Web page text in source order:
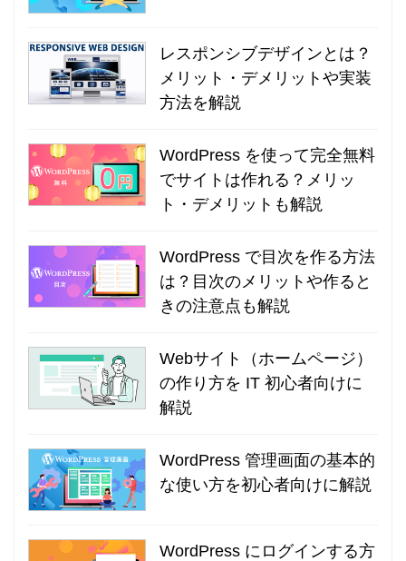
レスポンシブデザインとは？
メリット・デメリットや実装
方法を解説
WordPress を使って完全無料
でサイトは作れる？メリッ
ト・デメリットも解説
WordPress で目次を作る方法
は？目次のメリットや作ると
きの注意点も解説
Webサイト（ホームページ）
の作り方を IT 初心者向けに
解説
WordPress 管理画面の基本的
な使い方を初心者向けに解説
WordPress にログインする方